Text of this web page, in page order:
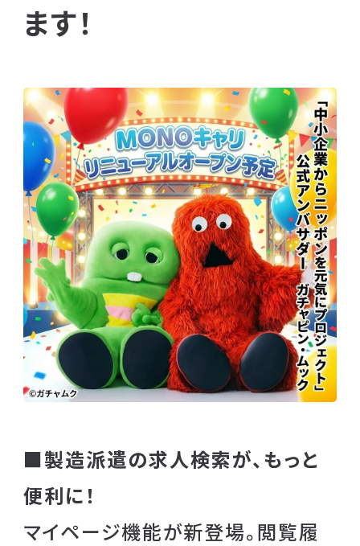
ます！
■製造派遣の求人検索が、もっと
便利に！
マイページ機能が新登場。閲覧履